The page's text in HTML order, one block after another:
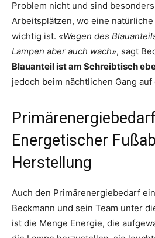
Problem nicht und sind
Arbeitsplätzen, wo eine
wichtig ist. «Wegen des
Lampen aber auch wach», sagt
Blauanteil ist am Schreibtisch
jedoch beim nächtlichen Gang
Energetischer
Herstellung
Auch den Primärenergiebedarf
Beckmann und sein Team unter
ist die Menge Energie, die